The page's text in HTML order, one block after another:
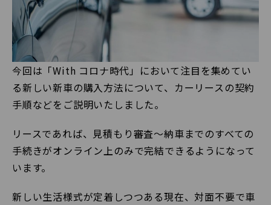
今回は「With コロナ時代」において注目を集めてい
る新しい新車の購入方法について、カーリースの契約
手順などをご説明いたしました。
リースであれば、見積もり審査〜納車までのすべての
手続きがオンライン上のみで完結できるようになって
います。
新しい生活様式が定着しつつある現在、対面不要で車